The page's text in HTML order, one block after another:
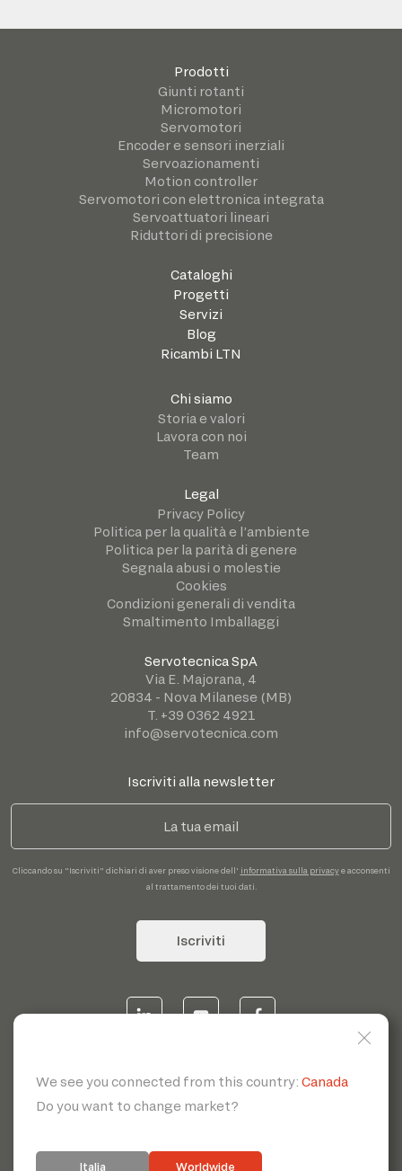
Prodotti
Giunti rotanti
Micromotori
Servomotori
Encoder e sensori inerziali
Servoazionamenti
Motion controller
Servomotori con elettronica integrata
Servoattuatori lineari
Riduttori di precisione
Cataloghi
Progetti
Servizi
Blog
Ricambi LTN
Chi siamo
Storia e valori
Lavora con noi
Team
Legal
Privacy Policy
Politica per la qualità e l’ambiente
Politica per la parità di genere
Segnala abusi o molestie
Cookies
Condizioni generali di vendita
Smaltimento Imballaggi
Servotecnica SpA
Via E. Majorana, 4
20834 - Nova Milanese (MB)
T. +39 0362 4921
info@servotecnica.com
Iscriviti alla newsletter
Cliccando su "Iscriviti" dichiari di aver preso visione dell' informativa sulla privacye acconsenti
al trattamento dei tuoi dati.
Iscriviti
1902780 C.S 468.000,00€